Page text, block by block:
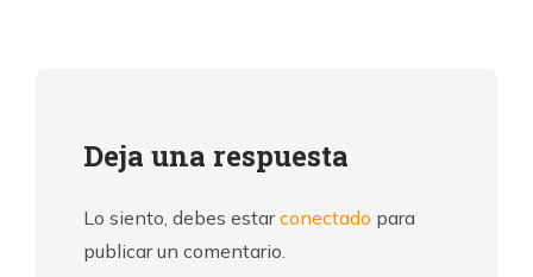
Deja una respuesta
Lo siento, debes estarconectado para
publicar un comentario.